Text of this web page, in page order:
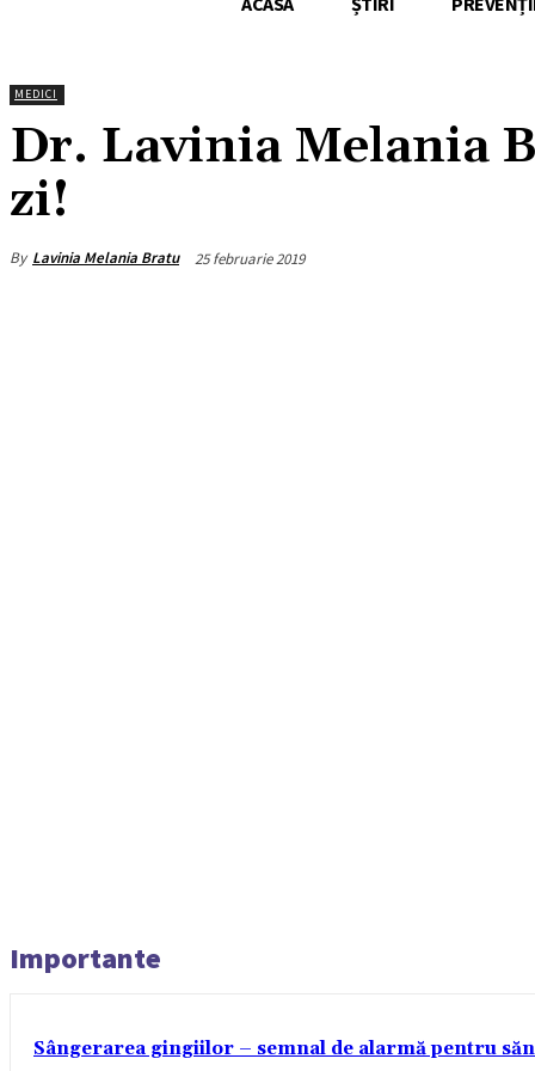
MEDICI
Dr. Lavinia Melania
zi!
By Lavinia Melania Bratu 25 februarie 2019
Importante
Sângerarea gingiilor – semnal de alarmă pentru